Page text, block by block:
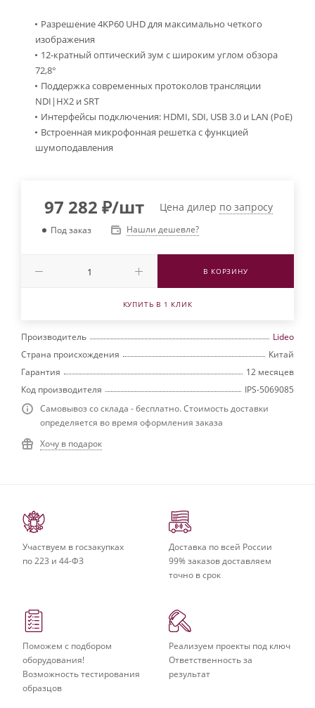
Разрешение 4KP60 UHD для максимально четкого
изображения
12-кратный оптический зум с широким углом обзора
72,8°
Поддержка современных протоколов трансляции
NDI|HX2 и SRT
Интерфейсы подключения: HDMI, SDI, USB 3.0 и LAN (PoE)
Встроенная микрофонная решетка с функцией
шумоподавления
97 282 ₽/шт Цена дилер по запросу
Под заказ Нашли дешевле?
В КОРЗИНУ
КУПИТЬ В 1 КЛИК
Производитель
Lideo
Страна происхождения
Китай
Гарантия
12 месяцев
Код производителя
IPS-5069085
Самовывоз со склада - бесплатно. Стоимость доставки
определяется во время оформления заказа
Хочу в подарок
Участвуем в госзакупках
по 223 и 44-ФЗ
Доставка по всей России
99% заказов доставляем
точно в срок
Поможем с подбором
оборудования!
Возможность тестирования
образцов
Реализуем проекты под ключ
Ответственность за
результат